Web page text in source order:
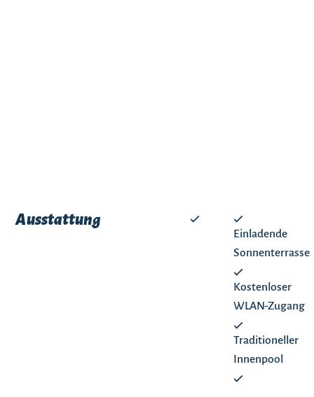
Ausstattung
Einladende
Sonnenterrasse
Kostenloser
WLAN-Zugang
Traditioneller
Innenpool